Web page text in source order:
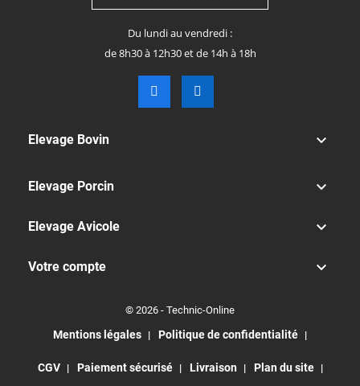
Du lundi au vendredi :
de 8h30 à 12h30 et de 14h à 18h
Elevage Bovin 
Elevage Porcin 
Elevage Avicole 
Votre compte 
© 2026 - Technic-Online
Mentions légales Politique de confidentialité
CGV Paiement sécurisé Livraison Plan du site